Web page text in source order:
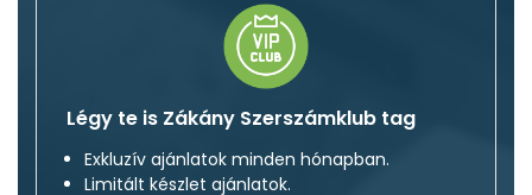
Légy te is Zákány Szerszámklub tag
Exkluzív ajánlatok minden hónapban.
Limitált készlet ajánlatok.